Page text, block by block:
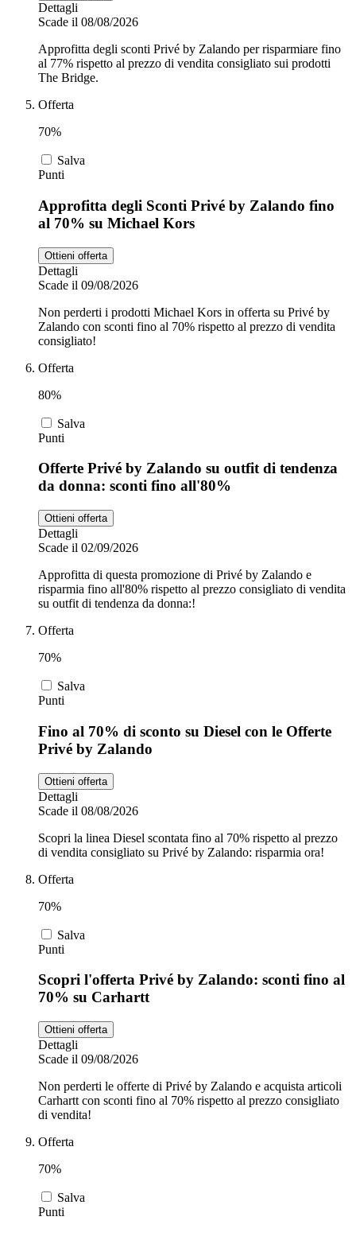
Dettagli
Scade il 08/08/2026
Approfitta degli sconti Privé by Zalando per risparmiare fino
al 77% rispetto al prezzo di vendita consigliato sui prodotti
The Bridge.
Offerta
70%
Salva
Punti
Approfitta degli Sconti Privé by Zalando fino
al 70% su Michael Kors
Ottieni offerta
Dettagli
Scade il 09/08/2026
Non perderti i prodotti Michael Kors in offerta su Privé by
Zalando con sconti fino al 70% rispetto al prezzo di vendita
consigliato!
Offerta
80%
Salva
Punti
Offerte Privé by Zalando su outfit di tendenza
da donna: sconti fino all'80%
Ottieni offerta
Dettagli
Scade il 02/09/2026
Approfitta di questa promozione di Privé by Zalando e
risparmia fino all'80% rispetto al prezzo consigliato di vendita
su outfit di tendenza da donna:!
Offerta
70%
Salva
Punti
Fino al 70% di sconto su Diesel con le Offerte
Privé by Zalando
Ottieni offerta
Dettagli
Scade il 08/08/2026
Scopri la linea Diesel scontata fino al 70% rispetto al prezzo
di vendita consigliato su Privé by Zalando: risparmia ora!
Offerta
70%
Salva
Punti
Scopri l'offerta Privé by Zalando: sconti fino al
70% su Carhartt
Ottieni offerta
Dettagli
Scade il 09/08/2026
Non perderti le offerte di Privé by Zalando e acquista articoli
Carhartt con sconti fino al 70% rispetto al prezzo consigliato
di vendita!
Offerta
70%
Salva
Punti